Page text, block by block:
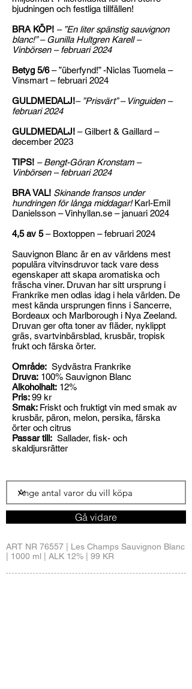
bjudningen och festliga tillfällen!
BRA KÖP! – ”En liter spänstig sauvignon
blanc!” – Gunilla Hultgren Karell –
Vinbörsen – februari 2024
Betyg 5/6– ”überfynd!” -Niclas Tuomela –
Vinsmart – februari 2024
GULDMEDALJ!– ”Prisvärt” – Vinguiden –
februari 2024
GULDMEDALJ! – Gilbert & Gaillard –
december 2023
TIPS! – Bengt-Göran Kronstam –
Vinbörsen – februari 2024
BRA VAL! Skinande fransos under
hundringen för långa middagar!Karl-Emil
Danielsson – Vinhyllan.se – januari 2024
4,5 av 5– Boxtoppen – februari 2024
Sauvignon Blanc är en av världens mest
populära vitvinsdruvor tack vare dess
egenskaper att skapa aromatiska och
fräscha viner. Druvan har sitt ursprung i
Frankrike men odlas idag i hela världen. De
mest kända ursprungen finns i Sancerre,
Bordeaux och Marlborough i Nya Zeeland.
Druvan ger ofta toner av fläder, nyklippt
gräs, svartvinbärsblad, krusbär, tropisk
frukt och färska örter.
Område: Sydvästra Frankrike
Druva: 100% Sauvignon Blanc
Alkoholhalt: 12%
Pris:99 kr
Smak: Friskt och fruktigt vin med smak av
krusbär, päron, melon, persika, färska
örter och citrus
Passar till: Sallader, fisk- och
skaldjursrätter
Gå vidare
ART NR 76557 | Les Champs Sauvignon Blanc
| 1000 ml | ALK 12% | 99 KR